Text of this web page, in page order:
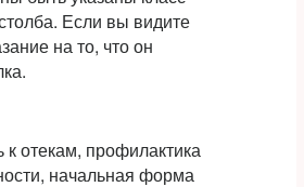
Если вы видите
на то, что он
отекам, профилактика
начальная форма